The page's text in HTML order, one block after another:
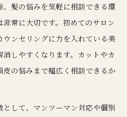
髪の悩みを気軽に相談できる環
常に大切です。初めてのサロン
ンセリングに力を入れている美
しやすくなります。カットやカ
皮の悩みまで幅広く相談できるか
して、マンツーマン対応や個別